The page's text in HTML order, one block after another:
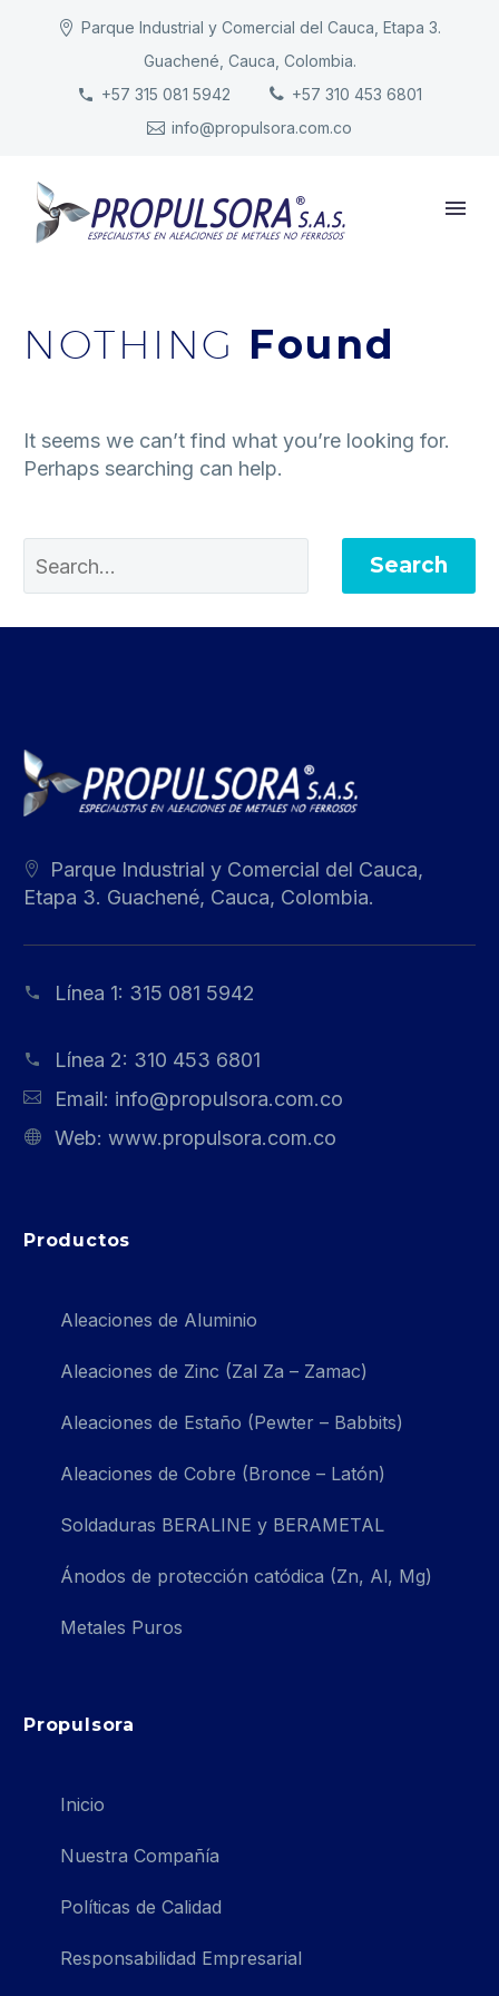
Parque Industrial y Comercial del Cauca, Etapa 3.
Guachené, Cauca, Colombia.
+57 315 081 5942
+57 310 453 6801
info@propulsora.com.co
INICIO
PRODUCTOS
NOTHING Found
It seems we can’t find what you’re looking for.
Perhaps searching can help.
Search
Parque Industrial y Comercial del Cauca,
Etapa 3. Guachené, Cauca, Colombia.
Línea 1: 315 081 5942
Línea 2: 310 453 6801
Email: info@propulsora.com.co
Web: www.propulsora.com.co
Productos
Aleaciones de Aluminio
Aleaciones de Zinc (Zal Za – Zamac)
Aleaciones de Estaño (Pewter – Babbits)
Aleaciones de Cobre (Bronce – Latón)
Soldaduras BERALINE y BERAMETAL
Ánodos de protección catódica (Zn, Al, Mg)
Metales Puros
Propulsora
Inicio
Nuestra Compañía
Políticas de Calidad
Responsabilidad Empresarial